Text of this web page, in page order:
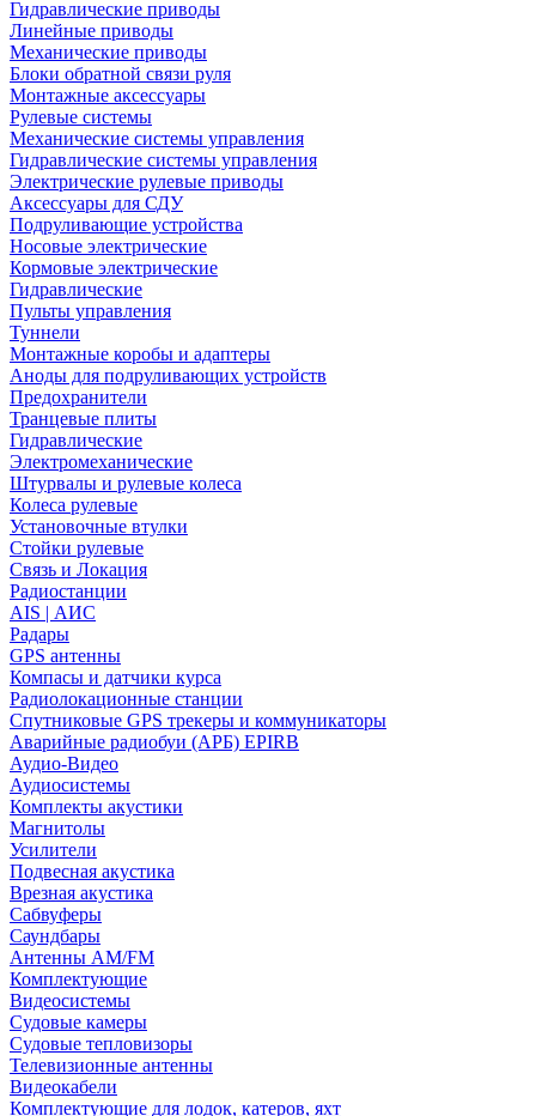
Гидравлические приводы
Линейные приводы
Механические приводы
Блоки обратной связи руля
Монтажные аксессуары
Рулевые системы
Механические системы управления
Гидравлические системы управления
Электрические рулевые приводы
Аксессуары для СДУ
Подруливающие устройства
Носовые электрические
Кормовые электрические
Гидравлические
Пульты управления
Туннели
Монтажные коробы и адаптеры
Аноды для подруливающих устройств
Предохранители
Транцевые плиты
Гидравлические
Электромеханические
Штурвалы и рулевые колеса
Колеса рулевые
Установочные втулки
Стойки рулевые
Связь и Локация
Радиостанции
AIS | АИС
Радары
GPS антенны
Компасы и датчики курса
Радиолокационные станции
Спутниковые GPS трекеры и коммуникаторы
Аварийные радиобуи (АРБ) EPIRB
Аудио-Видео
Аудиосистемы
Комплекты акустики
Магнитолы
Усилители
Подвесная акустика
Врезная акустика
Сабвуферы
Саундбары
Антенны AM/FM
Комплектующие
Видеосистемы
Судовые камеры
Cудовые тепловизоры
Телевизионные антенны
Видеокабели
Комплектующие для лодок, катеров, яхт